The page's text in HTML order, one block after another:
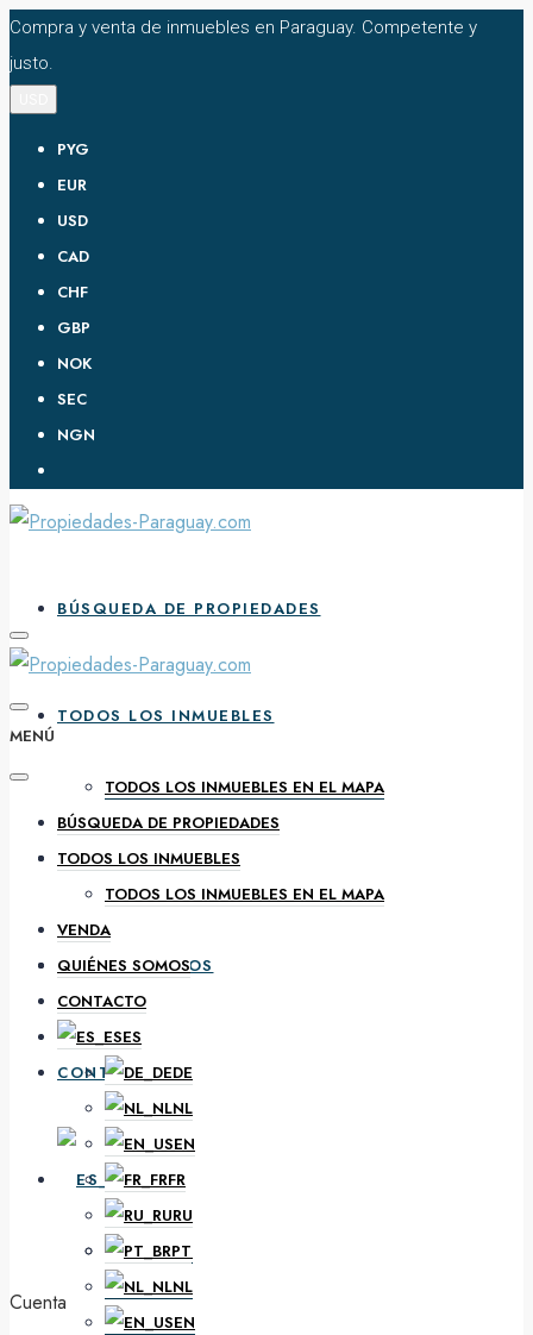
Compra y venta de inmuebles en Paraguay. Competente y
justo.
PYG
EUR
USD
CAD
CHF
GBP
NOK
SEC
NGN
BÚSQUEDA DE PROPIEDADES
TODOS LOS INMUEBLES
TODOS LOS INMUEBLES EN EL MAPA
VENDA
QUIÉNES SOMOS
CONTACTO
ES
DE
NL
EN
MENÚ
BÚSQUEDA DE PROPIEDADES
TODOS LOS INMUEBLES
TODOS LOS INMUEBLES EN EL MAPA
VENDA
QUIÉNES SOMOS
CONTACTO
ES
DE
NL
EN
FR
RU
PT
Cuenta